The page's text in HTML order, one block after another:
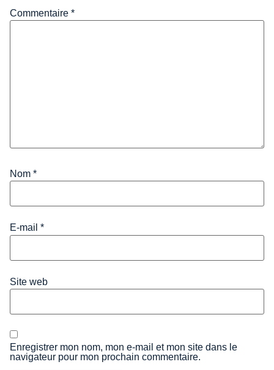
Commentaire *
Nom *
E-mail *
Site web
Enregistrer mon nom, mon e-mail et mon site dans le
navigateur pour mon prochain commentaire.